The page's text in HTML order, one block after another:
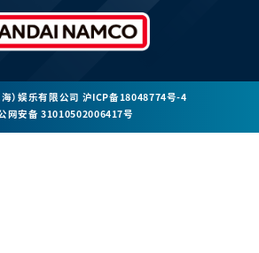
）娱乐有限公司 沪ICP备18048774号-4
网安备 31010502006417号